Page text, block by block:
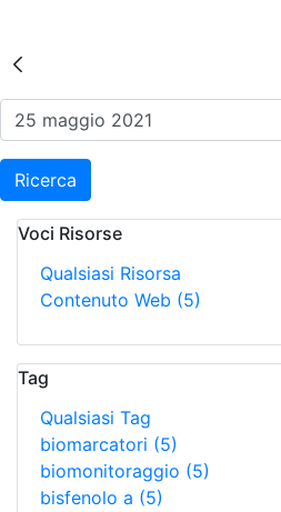
Risultati della
Ricerca
Voci Risorse
Qualsiasi Risorsa
Contenuto Web (5)
Tag
Qualsiasi Tag
biomarcatori (5)
biomonitoraggio (5)
bisfenolo a (5)